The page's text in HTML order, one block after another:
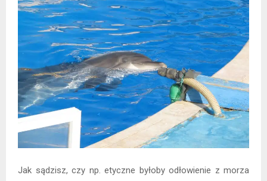
Jak sądzisz, czy np. etyczne byłoby odłowienie z morza